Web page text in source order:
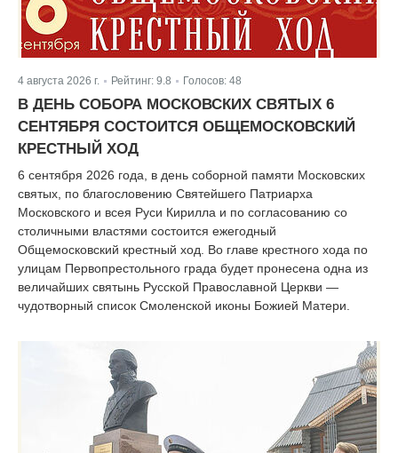
4 августа 2026 г. Рейтинг: 9.8 Голосов: 48
В ДЕНЬ СОБОРА МОСКОВСКИХ СВЯТЫХ 6
СЕНТЯБРЯ СОСТОИТСЯ ОБЩЕМОСКОВСКИЙ
КРЕСТНЫЙ ХОД
6 сентября 2026 года, в день соборной памяти Московских
святых, по благословению Святейшего Патриарха
Московского и всея Руси Кирилла и по согласованию со
столичными властями состоится ежегодный
Общемосковский крестный ход. Во главе крестного хода по
улицам Первопрестольного града будет пронесена одна из
величайших святынь Русской Православной Церкви —
чудотворный список Смоленской иконы Божией Матери.